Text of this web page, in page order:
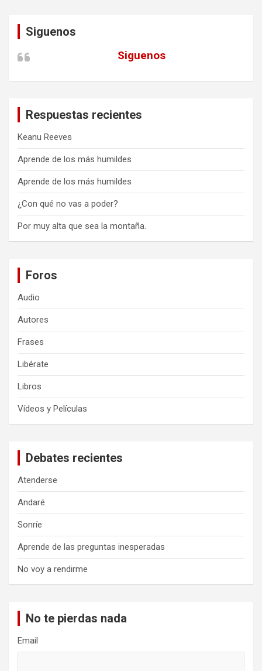
Siguenos
Siguenos
Respuestas recientes
Keanu Reeves
Aprende de los más humildes
Aprende de los más humildes
¿Con qué no vas a poder?
Por muy alta que sea la montaña.
Foros
Audio
Autores
Frases
Libérate
Libros
Vídeos y Películas
Debates recientes
Atenderse
Andaré
Sonríe
Aprende de las preguntas inesperadas
No voy a rendirme
No te pierdas nada
Email